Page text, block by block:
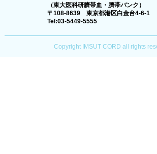
（東大医科研臍帯血・臍帯バンク）
〒108-8639 東京都港区白金台4-6-1
Tel:03-5449-5555
Copyright IMSUT CORD all rights